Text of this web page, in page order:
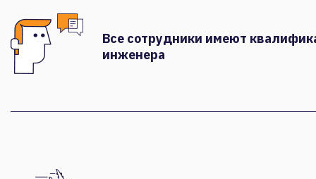
Все сотрудники имеют
инженера